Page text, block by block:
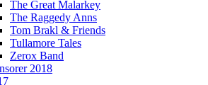
The Great Malarkey
The Raggedy Anns
Tom Brakl & Friends
Tullamore Tales
Zerox Band
2018